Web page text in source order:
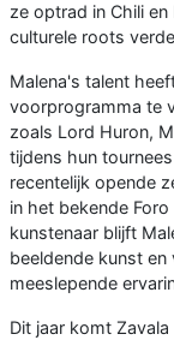
ze optrad in Chili
culturele roots
Malena's talent
voorprogramma te
zoals Lord Huron,
tijdens hun
recentelijk opende
in het bekende
kunstenaar blijft
beeldende kunst en
meeslepende
Dit jaar komt